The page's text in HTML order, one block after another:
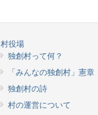
村役場
独創村って何？
「みんなの独創村」憲章
独創村の詩
村の運営について